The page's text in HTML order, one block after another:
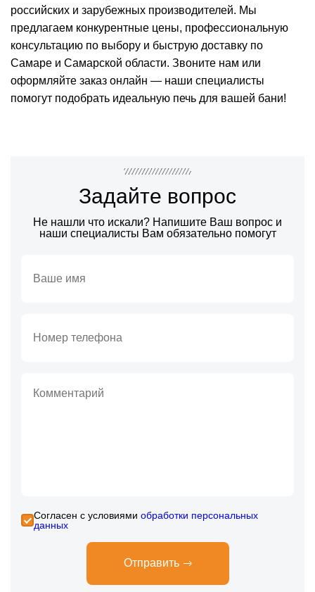
российских и зарубежных производителей. Мы
предлагаем конкурентные цены, профессиональную
консультацию по выбору и быструю доставку по
Самаре и Самарской области. Звоните нам или
оформляйте заказ онлайн — наши специалисты
помогут подобрать идеальную печь для вашей бани!
Задайте вопрос
Не нашли что искали? Напишите Ваш вопрос и
наши специалисты Вам обязательно помогут
Cогласен с условиями обработки персональных
данных
Отправить